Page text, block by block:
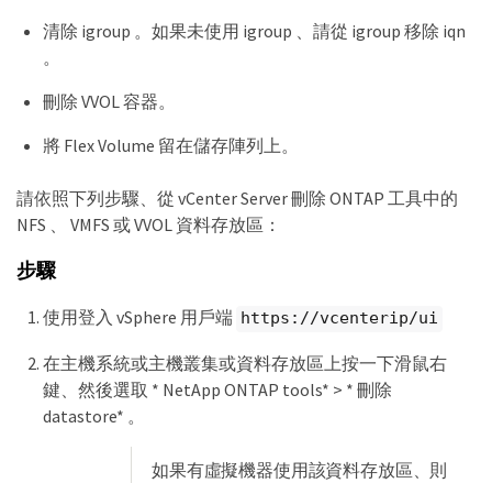
清除 igroup 。如果未使用 igroup 、請從 igroup 移除 iqn
。
刪除 VVOL 容器。
將 Flex Volume 留在儲存陣列上。
請依照下列步驟、從 vCenter Server 刪除 ONTAP 工具中的
NFS 、 VMFS 或 VVOL 資料存放區：
步驟
使用登入 vSphere 用戶端 https://vcenterip/ui
在主機系統或主機叢集或資料存放區上按一下滑鼠右
鍵、然後選取 * NetApp ONTAP tools* > * 刪除
datastore* 。
如果有虛擬機器使用該資料存放區、則